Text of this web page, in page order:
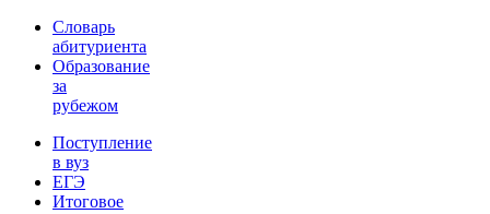
Словарь
абитуриента
Образование
за
рубежом
Поступление
в вуз
ЕГЭ
Итоговое